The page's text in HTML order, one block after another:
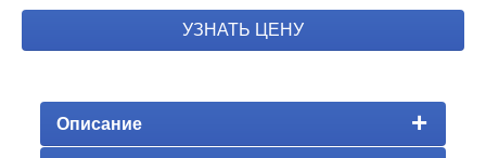
УЗНАТЬ ЦЕНУ
Описание